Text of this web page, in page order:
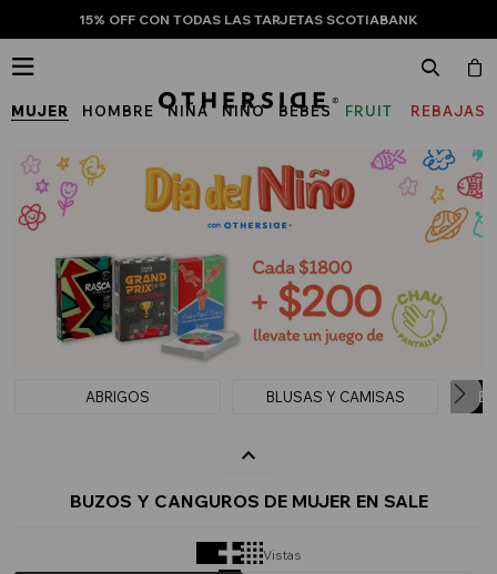
15% OFF CON TODAS LAS TARJETAS SCOTIABANK
MUJER HOMBRE NIÑA NIÑO BEBÉS
FRUIT
THE
LOOM
REBAJAS

ABRIGOS BLUSAS Y CAMISAS
BUZOS Y CANGUROS DE MUJER EN SALE
Vistas